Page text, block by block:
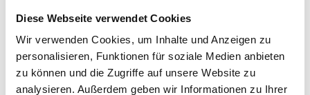
Diese Webseite verwendet Cookies
Wir verwenden Cookies, um Inhalte und Anzeigen zu
personalisieren, Funktionen für soziale Medien anbieten
zu können und die Zugriffe auf unsere Website zu
analysieren. Außerdem geben wir Informationen zu Ihrer
hat zuletzt mit viel Freude Kinder
im Waldkindergarten Starnberg
betreut. In der Stiftung Kindness
for Kids ist sie für die Organisation
und Begleitung der